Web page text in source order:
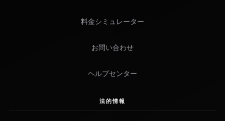
料金シミュレーター
お問い合わせ
ヘルプセンター
法的情報